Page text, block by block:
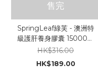
售完
SpringLeaf綠芙 - 澳洲特
級護肝養身膠囊 15000毫
克 120粒 (原裝行貨)
HK$316.00
HK$189.00